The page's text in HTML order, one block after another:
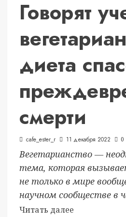
Говорят
диета
смерти
cafe_ester_r 11 декабря 2022 0
Вегетарианство —
тема, которая
не только в мире
научном сообществе в
Читать далее